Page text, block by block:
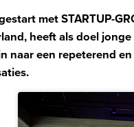
met STARTUP-
, heeft alsdoel
naar een repeterend